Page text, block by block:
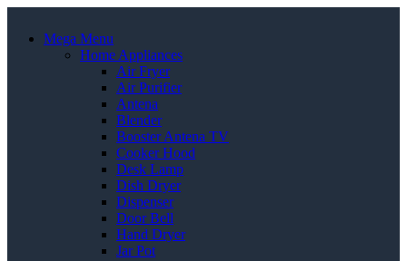
Mega Menu
Home Appliances
Air Fryer
Air Purifier
Antena
Blender
Booster Antena TV
Cooker Hood
Desk Lamp
Dish Dryer
Dispenser
Door Bell
Hand Dryer
Jar Pot